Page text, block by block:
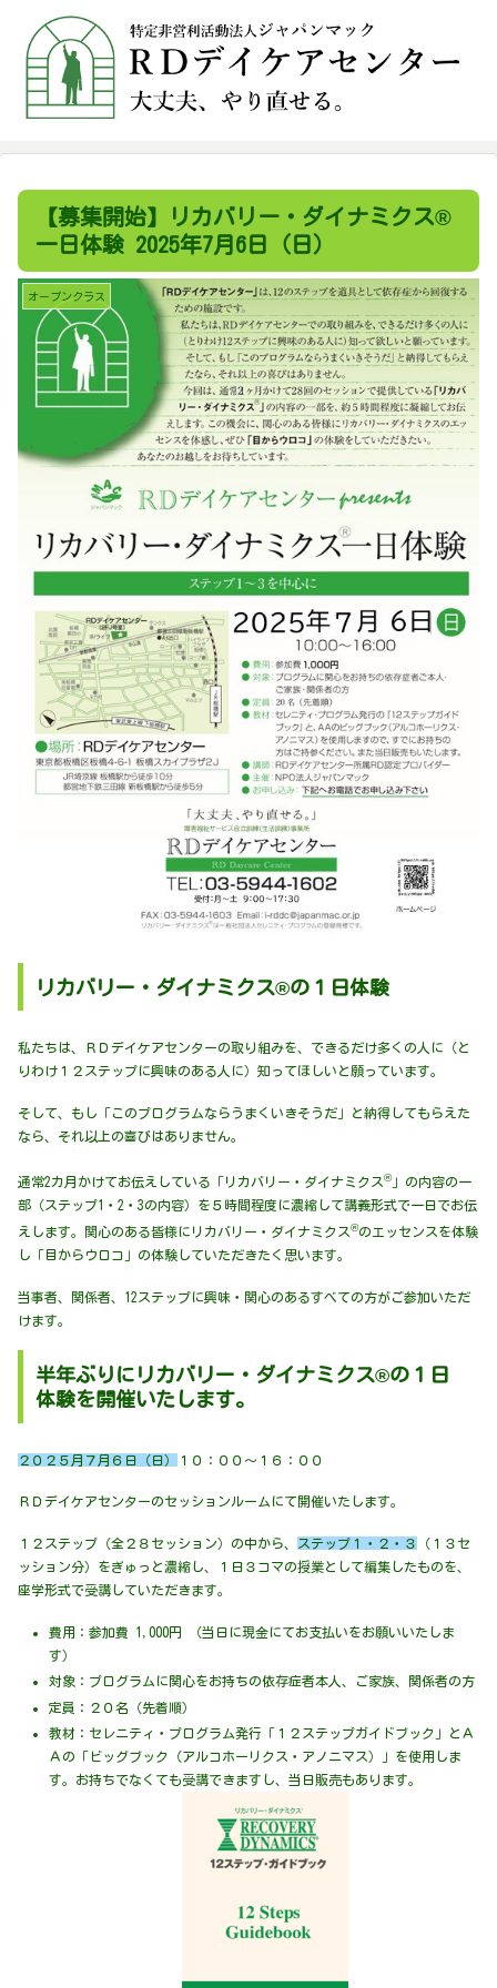
【募集開始】リカバリー・ダイナミクス®
一日体験 2025年7月6日（日）
オープンクラス
リカバリー・ダイナミクス®の１日体験
私たちは、ＲＤデイケアセンターの取り組みを、できるだけ多くの人に（と
りわけ１２ステップに興味のある人に）知ってほしいと願っています。
そして、もし「このプログラムならうまくいきそうだ」と納得してもらえた
なら、それ以上の喜びはありません。
通常2カ月かけてお伝えしている「リカバリー・ダイナミクス ®」の内容の一
部（ステップ1・2・3の内容）を５時間程度に濃縮して講義形式で一日でお伝
えします。関心のある皆様にリカバリー・ダイナミクス ®のエッセンスを体験
し「目からウロコ」の体験していただきたく思います。
当事者、関係者、12ステップに興味・関心のあるすべての方がご参加いただ
けます。
半年ぶりにリカバリー・ダイナミクス®の１日
体験を開催いたします。
２０２５月７月６日（日） １０：００～１６：００
ＲＤデイケアセンターのセッションルームにて開催いたします。
１２ステップ（全２８セッション）の中から、 ステップ１・２・３
（１３セ
ッション分）をぎゅっと濃縮し、１日３コマの授業として編集したものを、
座学形式で受講していただきます。
費用：参加費 1,000円 （当日に現金にてお支払いをお願いいたしま
す）
対象：プログラムに関心をお持ちの依存症者本人、ご家族、関係者の方
定員：２０名（先着順）
教材：セレニティ・プログラム発行「１２ステップガイドブック」とＡ
Ａの「ビッグブック（アルコホーリクス・アノニマス）」を使用しま
す。お持ちでなくても受講できますし、当日販売もあります。